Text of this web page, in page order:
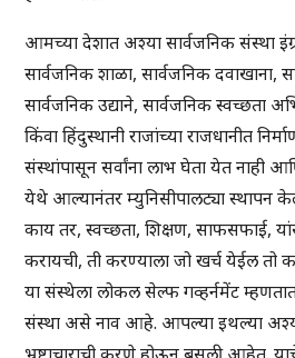
आमच्या देशात अश्या सार्वजनिक संस्था
सार्वजनिक शाळा, सार्वजनिक दवाखाना,
सार्वजनिक उद्याने, सार्वजनिक स्वच्छता
किंवा हिंदुस्थानी राजांच्या राजधानीत
संस्थांपासून सर्वांना लाभ घेता येत नाही
येथे आल्यानंतर म्युनिसीपालट्या स्थापन
काय तर, स्वच्छता, शिक्षण, साफसफाई,
करायची, ती करण्याला जो खर्च येईल तो
या संस्थेला लोकल सेल्फ गव्हर्नमेंट
संस्था असे नाव आहे. आपल्या इथल्या